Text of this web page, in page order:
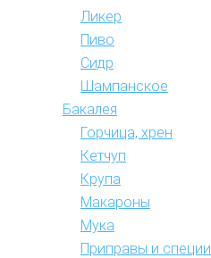
Ликер
Пиво
Сидр
Шампанское
Бакалея
Горчица, хрен
Кетчуп
Крупа
Макароны
Мука
Приправы и специи